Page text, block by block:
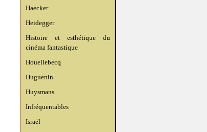
Haecker
Heidegger
Histoire et esthétique du
cinéma fantastique
Houellebecq
Huguenin
Huysmans
Infréquentables
Israël